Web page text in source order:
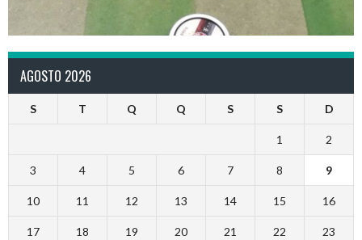
AGOSTO 2026
S T Q Q S S D
1 2
3 4 5 6 7 8 9
10 11 12 13 14 15 16
17 18 19 20 21 22 23